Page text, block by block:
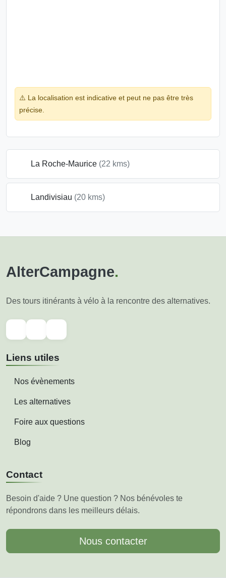
⚠️ La localisation est indicative et peut ne pas être très
précise.
La Roche-Maurice (22 kms)
Landivisiau (20 kms)
AlterCampagne.
Des tours itinérants à vélo à la rencontre des alternatives.
Liens utiles
Nos évènements
Les alternatives
Foire aux questions
Blog
Contact
Besoin d'aide ? Une question ? Nos bénévoles te
répondrons dans les meilleurs délais.
Nous contacter